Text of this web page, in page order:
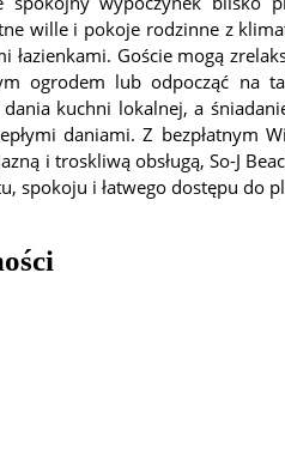
wille i pokoje rodzinne z
łazienkami. Goście mogą
ogrodem lub odpocząć na
kuchni lokalnej, a
daniami. Z bezpłatnym
i troskliwą obsługą, So-J
spokoju i łatwego dostępu do